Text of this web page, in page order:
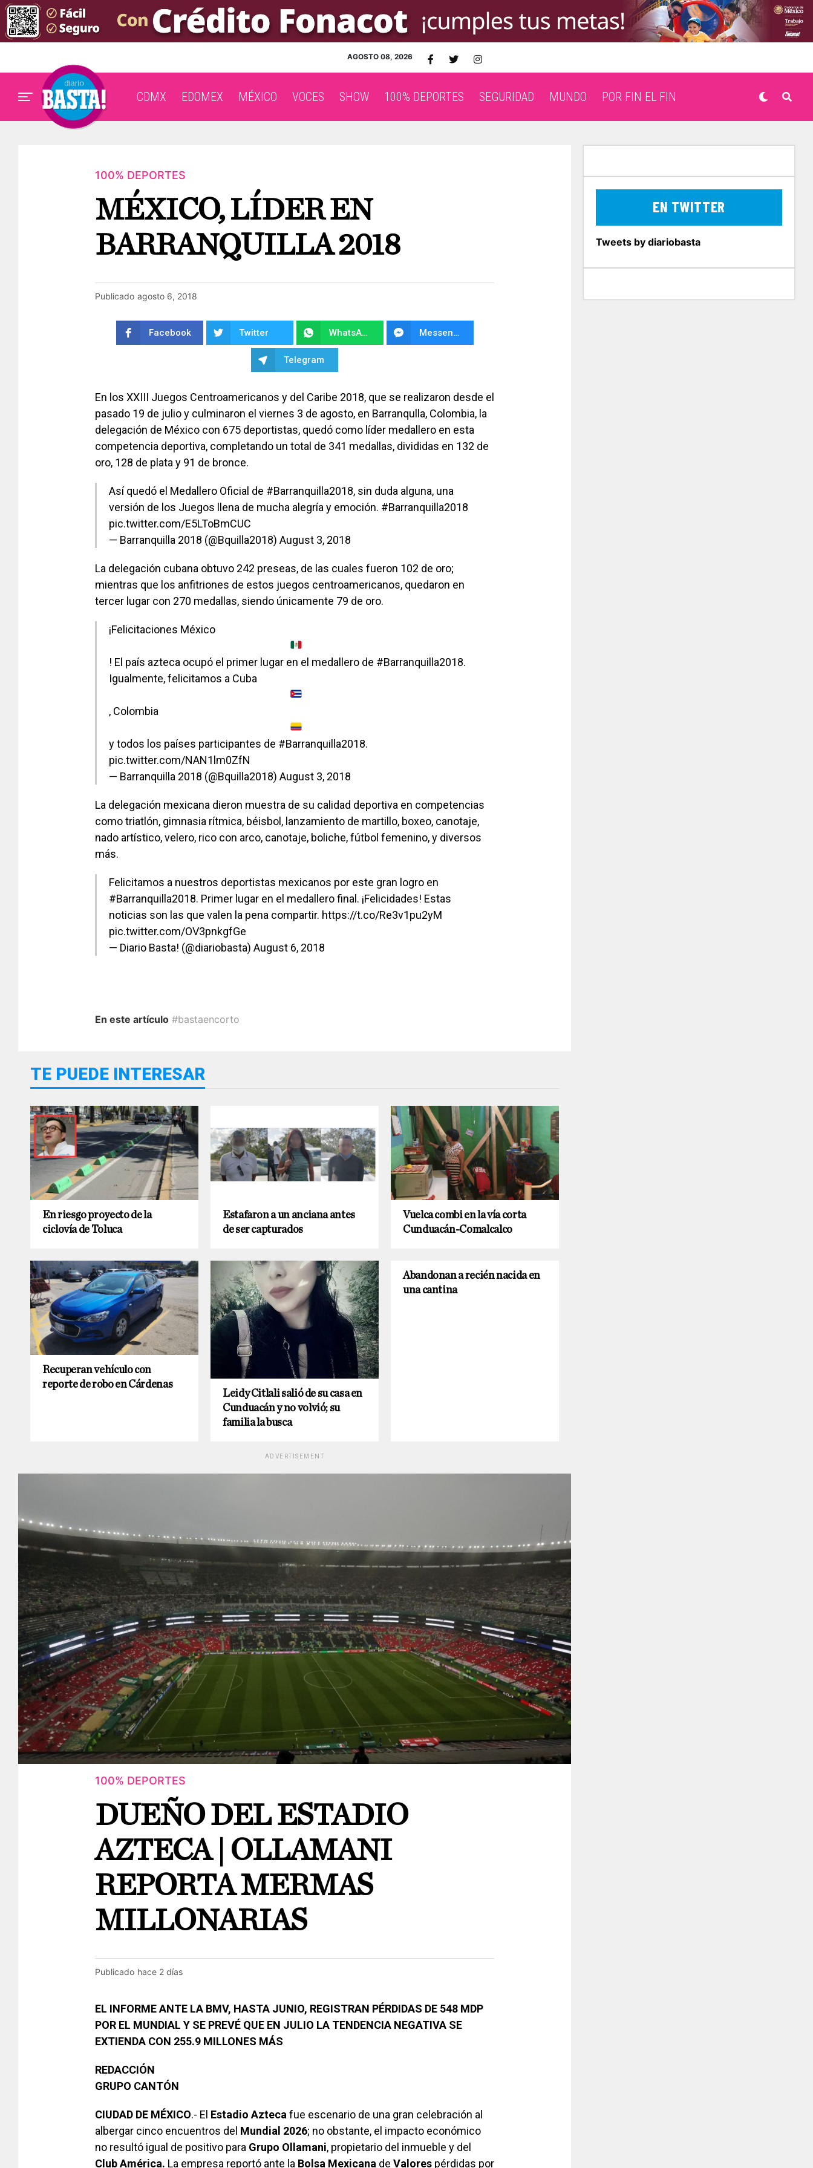
AGOSTO 08, 2026
CDMX EDOMEX MÉXICO VOCES SHOW 100% DEPORTES SEGURIDAD MUNDO POR FIN EL FIN
100% DEPORTES
MÉXICO, LÍDER EN
BARRANQUILLA 2018
Publicado agosto 6, 2018
Facebook Twitter WhatsApp Messenger
Telegram
En los XXIII Juegos Centroamericanos y del Caribe 2018, que se realizaron desde el
pasado 19 de julio y culminaron el viernes 3 de agosto, en Barranqulla, Colombia, la
delegación de México con 675 deportistas, quedó como líder medallero en esta
competencia deportiva, completando un total de 341 medallas, divididas en 132 de
oro, 128 de plata y 91 de bronce.
Así quedó el Medallero Oficial de #Barranquilla2018, sin duda alguna, una
versión de los Juegos llena de mucha alegría y emoción. #Barranquilla2018
pic.twitter.com/E5LToBmCUC
— Barranquilla 2018 (@Bquilla2018) August 3, 2018
La delegación cubana obtuvo 242 preseas, de las cuales fueron 102 de oro;
mientras que los anfitriones de estos juegos centroamericanos, quedaron en
tercer lugar con 270 medallas, siendo únicamente 79 de oro.
¡Felicitaciones México
! El país azteca ocupó el primer lugar en el medallero de #Barranquilla2018.
Igualmente, felicitamos a Cuba
, Colombia
y todos los países participantes de #Barranquilla2018.
pic.twitter.com/NAN1lm0ZfN
— Barranquilla 2018 (@Bquilla2018) August 3, 2018
La delegación mexicana dieron muestra de su calidad deportiva en competencias
como triatlón, gimnasia rítmica, béisbol, lanzamiento de martillo, boxeo, canotaje,
nado artístico, velero, rico con arco, canotaje, boliche, fútbol femenino, y diversos
más.
Felicitamos a nuestros deportistas mexicanos por este gran logro en
#Barranquilla2018. Primer lugar en el medallero final. ¡Felicidades! Estas
noticias son las que valen la pena compartir. https://t.co/Re3v1pu2yM
pic.twitter.com/OV3pnkgfGe
— Diario Basta! (@diariobasta) August 6, 2018
En este artículo #bastaencorto
TE PUEDE INTERESAR
En riesgo proyecto de la
ciclovía de Toluca
Estafaron a un anciana antes
de ser capturados
Vuelca combi en la vía corta
Cunduacán-Comalcalco
Recuperan vehículo con
reporte de robo en Cárdenas
Leidy Citlali salió de su casa en
Cunduacán y no volvió; su
familia la busca
Abandonan a recién nacida en
una cantina
ADVERTISEMENT
100% DEPORTES
DUEÑO DEL ESTADIO
AZTECA | OLLAMANI
REPORTA MERMAS
MILLONARIAS
Publicado hace 2 días
EL INFORME ANTE LA BMV, HASTA JUNIO, REGISTRAN PÉRDIDAS DE 548 MDP
POR EL MUNDIAL Y SE PREVÉ QUE EN JULIO LA TENDENCIA NEGATIVA SE
EXTIENDA CON 255.9 MILLONES MÁS
REDACCIÓN
GRUPO CANTÓN
CIUDAD DE MÉXICO.- El Estadio Azteca fue escenario de una gran celebración al
albergar cinco encuentros del Mundial 2026; no obstante, el impacto económico
no resultó igual de positivo para Grupo Ollamani, propietario del inmueble y del
Club América. La empresa reportó ante la Bolsa Mexicana de Valores pérdidas por
EN TWITTER
Tweets by diariobasta